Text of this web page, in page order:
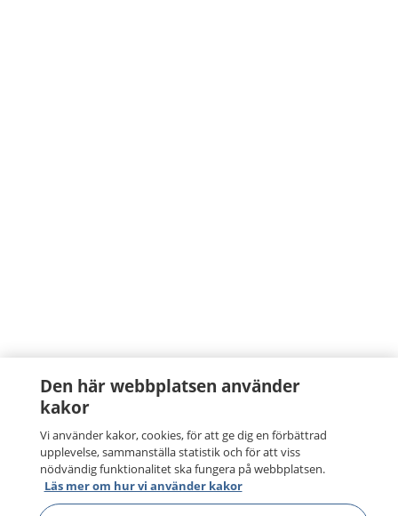
Den här webbplatsen använder
kakor
Vi använder kakor, cookies, för att ge dig en förbättrad
upplevelse, sammanställa statistik och för att viss
nödvändig funktionalitet ska fungera på webbplatsen.
Läs mer om hur vi använder kakor